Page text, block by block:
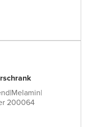
|Melamin|
200064